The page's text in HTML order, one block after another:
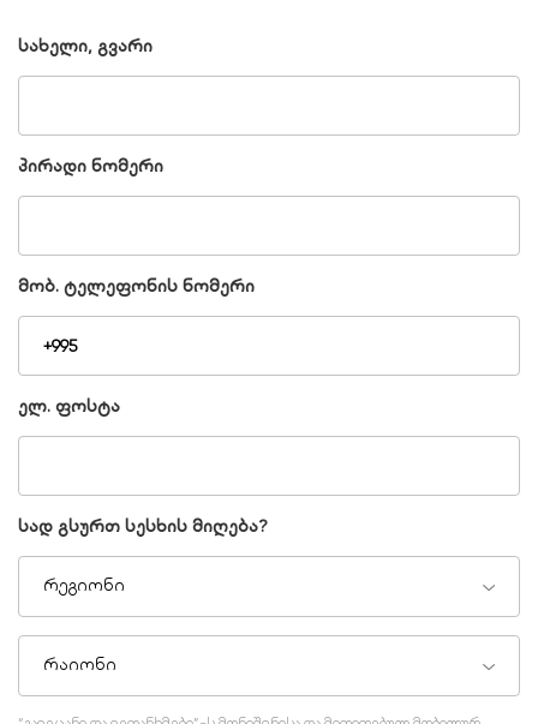
სახელი, გვარი
პირადი ნომერი
მობ. ტელეფონის ნომერი
ელ. ფოსტა
სად გსურთ სესხის მიღება?
რეგიონი
რაიონი